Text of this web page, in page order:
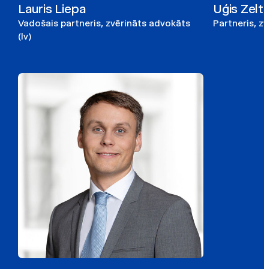
Lauris Liepa
Vadošais partneris, zvērināts advokāts
(lv)
Uģis
Partneris,